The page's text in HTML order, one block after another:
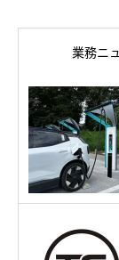
業務ニ